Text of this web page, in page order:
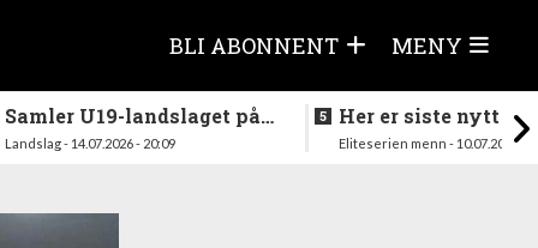
BLI ABONNENT MENY
Samler U19-landslaget på
nytt i august
Landslag - 14.07.2026 - 20:09
Her er siste nytt
season
Eliteserien menn - 10.07.2026 -